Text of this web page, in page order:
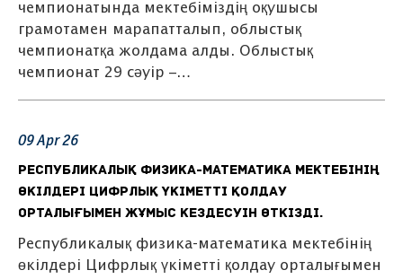
чемпионатында мектебіміздің оқушысы
грамотамен марапатталып, облыстық
чемпионатқа жолдама алды. Облыстық
чемпионат 29 сәуір –…
09Apr26
Республикалық физика-математика мектебінің
өкілдері Цифрлық үкіметті қолдау
орталығымен жұмыс кездесуін өткізді.
Республикалық физика-математика мектебінің
өкілдері Цифрлық үкіметті қолдау орталығымен